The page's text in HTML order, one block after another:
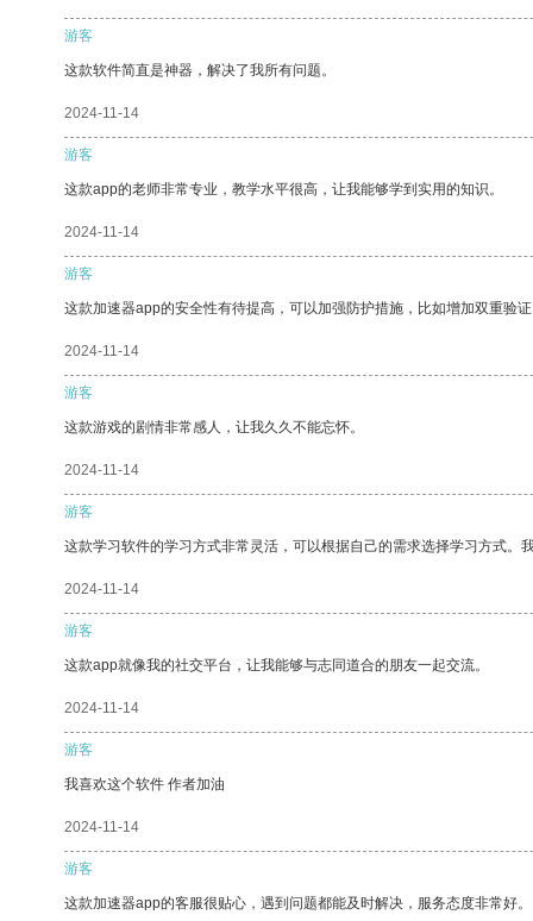
游客
这款软件简直是神器，解决了我所有问题。
2024-11-14
游客
这款app的老师非常专业，教学水平很高，让我能够学到实用的知识。
2024-11-14
游客
这款加速器app的安全性有待提高，可以加强防护措施，比如增加双重验
2024-11-14
游客
这款游戏的剧情非常感人，让我久久不能忘怀。
2024-11-14
游客
这款学习软件的学习方式非常灵活，可以根据自己的需求选择学习方式。
2024-11-14
游客
这款app就像我的社交平台，让我能够与志同道合的朋友一起交流。
2024-11-14
游客
我喜欢这个软件 作者加油
2024-11-14
游客
这款加速器app的客服很贴心，遇到问题都能及时解决，服务态度非常好。